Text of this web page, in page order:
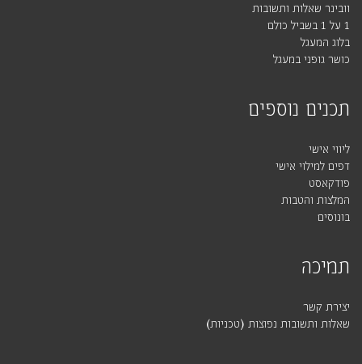
וובינר שאלות ותשובות
1 על 1 בשביל כולם
בלוג המעגל
כושר גופני במעגל
תכנים נוספים
ליווי אישי
דפים למילוי אישי
פודקאסט
המלצות והטבות
בונוסים
תמיכה
יצירת קשר
שאלות ותשובות נפוצות (טכניות)